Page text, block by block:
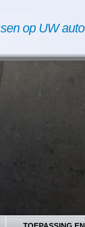
op UW auto